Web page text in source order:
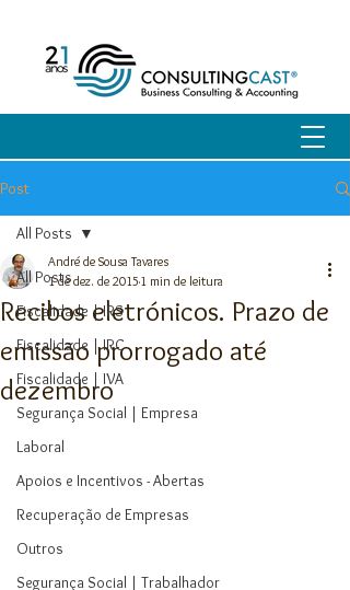
Post
All Posts
Fiscalidade | IRS
Fiscalidade | IRC
Fiscalidade | IVA
Segurança Social | Empresa
Laboral
Apoios e Incentivos - Abertas
Recuperação de Empresas
Outros
Segurança Social | Trabalhador
All Posts
Recibos eletrónicos. Prazo de
emissão prorrogado até
dezembro
André de Sousa Tavares
1 de dez. de 2015 1 min de leitura